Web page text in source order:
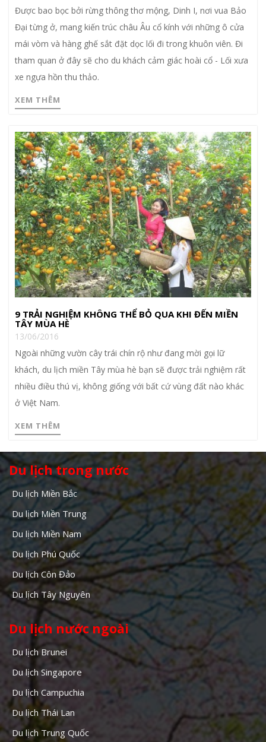
Được bao bọc bởi rừng thông thơ mộng, Dinh I, nơi vua Bảo
Đại từng ở, mang kiến trúc châu Âu cổ kính với những ô cửa
mái vòm và hàng ghế sắt đặt dọc lối đi trong khuôn viên. Đi
tham quan ở đây sẽ cho du khách cảm giác hoài cổ - Lối xưa
xe ngựa hồn thu thảo.
XEM THÊM
9 TRẢI NGHIỆM KHÔNG THỂ BỎ QUA KHI ĐẾN MIỀN
TÂY MÙA HÈ
13/06/2016
Ngoài những vườn cây trái chín rộ như đang mời gọi lữ
khách, du lịch miền Tây mùa hè bạn sẽ được trải nghiệm rất
nhiều điều thú vị, không giống với bất cứ vùng đất nào khác
ở Việt Nam.
XEM THÊM
Du lịch trong nước
Du lịch Miền Bắc
Du lịch Miền Trung
Du lịch Miền Nam
Du lịch Phú Quốc
Du lịch Côn Đảo
Du lịch Tây Nguyên
Du lịch nước ngoài
Du lịch Brunei
Du lịch Singapore
Du lịch Campuchia
Du lịch Thái Lan
Du lịch Trung Quốc